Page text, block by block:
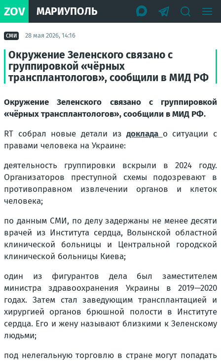
ZOV МАРИУПОЛЬ
СМИ 28 мая 2026, 14:16
Окружение Зеленского связано с
группировкой «чёрных
трансплантологов», сообщили в МИД РФ
Окружение Зеленского связано с группировкой
«чёрных трансплантологов», сообщили в МИД РФ.
RT собрал новые детали издоклада о ситуации с
правами человека на Украине:
деятельность группировки вскрыли в 2024 году.
Организаторов преступной схемы подозревают в
противоправном извлечении органов и клеток
человека;
по данным СМИ, по делу задержаны не менее десяти
врачей из Института сердца, Волынской областной
клинической больницы и Центральной городской
клинической больницы Киева;
один из фигурантов дела был заместителем
министра здравоохранения Украины в 2019—2020
годах. Затем стал заведующим трансплантацией и
хирургией органов брюшной полости в Институте
сердца. Его и жену называют близкими к Зеленскому
людьми;
под нелегальную торговлю в стране могут попадать